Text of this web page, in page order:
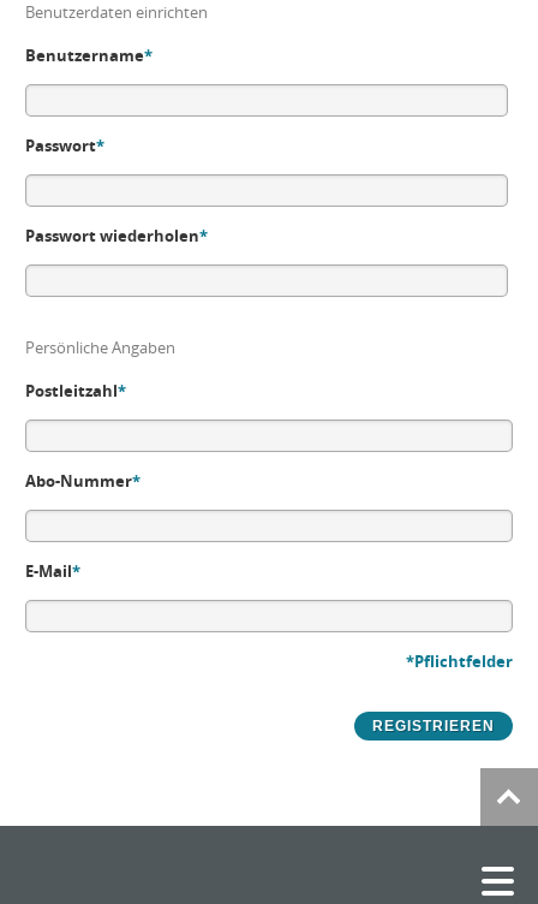
Benutzerdaten einrichten
Benutzername*
Passwort*
Passwort wiederholen*
Persönliche Angaben
Postleitzahl*
Abo-Nummer*
E-Mail*
*Pflichtfelder